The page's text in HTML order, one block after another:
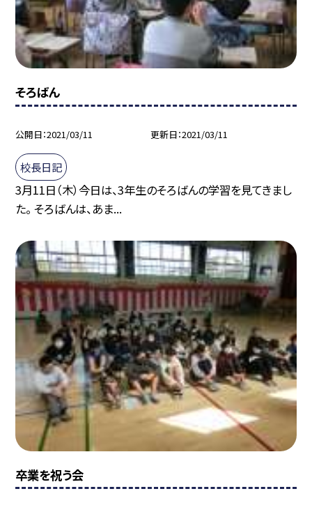
そろばん
公開日 2021/03/11 更新日 2021/03/11
校長日記
3月11日（木）今日は、3年生のそろばんの学習を見てきまし
た。 そろばんは、あま...
卒業を祝う会